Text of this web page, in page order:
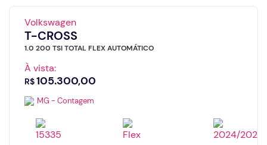
Volkswagen
T-CROSS
1.0 200 TSI TOTAL FLEX AUTOMÁTICO
À vista:
R$105.300,00
MG - Contagem